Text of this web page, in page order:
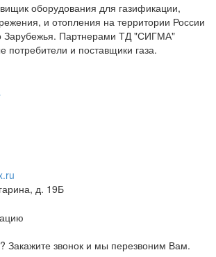
оборудования для газификации,
и отопления на территории России
Зарубежья. Партнерами ТД "СИГМА"
потребители и поставщики газа.
д. 19Б
Закажите звонок и мы перезвоним Вам.